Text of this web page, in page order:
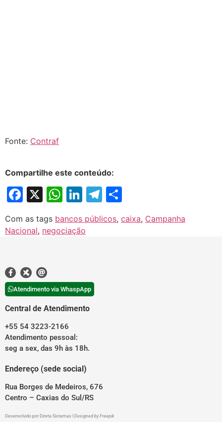
Fonte: Contraf
Compartilhe este conteúdo:
Facebook
X WhatsApp
LinkedIn
Telegram
Com as tags bancos públicos, caixa, Campanha
Nacional, negociação
Atendimento via WhaspApp
Central de Atendimento
+55 54 3223-2166
Atendimento pessoal:
seg a sex, das 9h às 18h.
Endereço (sede social)
Rua Borges de Medeiros, 676
Centro – Caxias do Sul/RS
Desenvolvido por Direta Sistemas Designed by Freepik